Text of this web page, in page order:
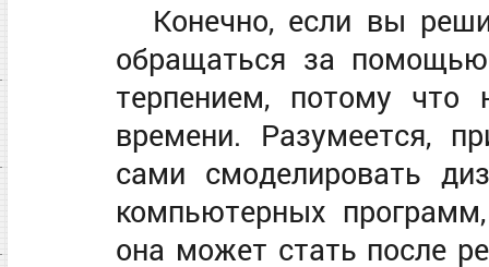
Конечно, если вы
обращаться за помощью
терпением, потому что
времени. Разумеется,
сами смоделировать
компьютерных
она может стать после